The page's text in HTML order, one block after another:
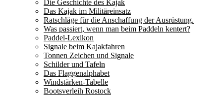
Die Geschichte des Kajak
Das Kajak im Militäreinsatz
Ratschläge für die Anschaffung der Ausrüstung.
Was passiert, wenn man beim Paddeln kentert?
Paddel-Lexikon
Signale beim Kajakfahren
Tonnen Zeichen und Signale
Schilder und Tafeln
Das Flaggenalphabet
Windstärken-Tabelle
Bootsverleih Rostock